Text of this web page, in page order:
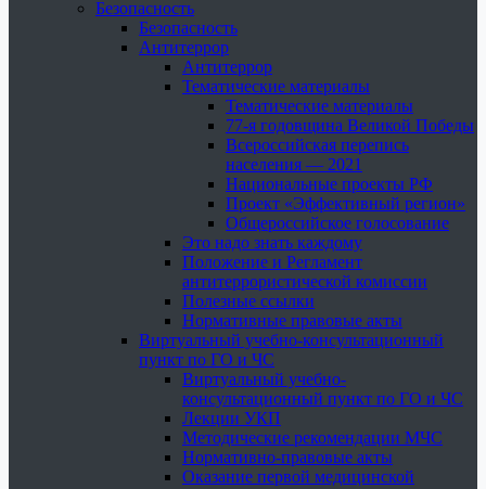
Безопасность
Безопасность
Антитеррор
Антитеррор
Тематические материалы
Тематические материалы
77-я годовщина Великой Победы
Всероссийская перепись
населения — 2021
Национальные проекты РФ
Проект «Эффективный регион»
Общероссийское голосование
Это надо знать каждому
Положение и Регламент
антитеррористической комиссии
Полезные ссылки
Нормативные правовые акты
Виртуальный учебно-консультационный
пункт по ГО и ЧС
Виртуальный учебно-
консультационный пункт по ГО и ЧС
Лекции УКП
Методические рекомендации МЧС
Нормативно-правовые акты
Оказание первой медицинской